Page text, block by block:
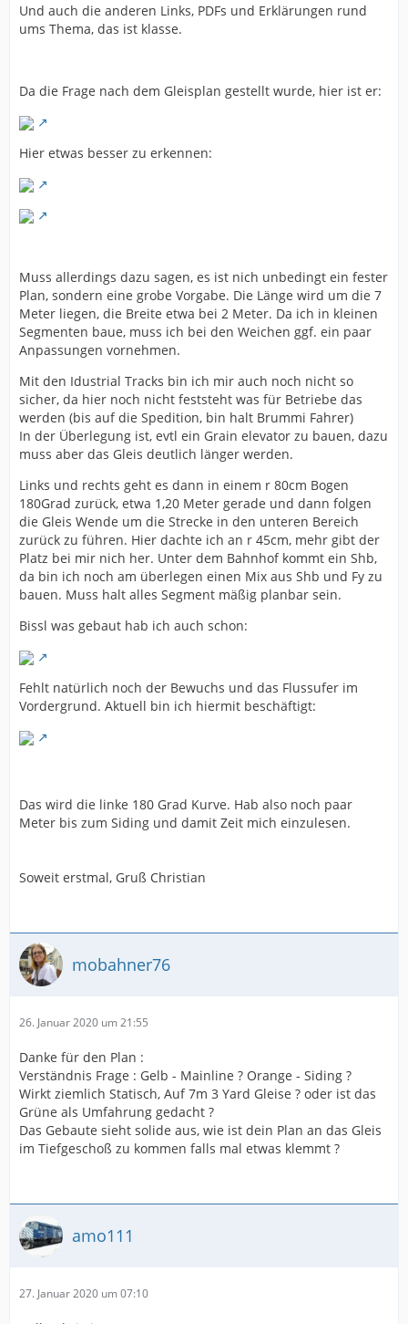
Und auch die anderen Links, PDFs und Erklärungen rund
ums Thema, das ist klasse.
Da die Frage nach dem Gleisplan gestellt wurde, hier ist er:
Hier etwas besser zu erkennen:
Muss allerdings dazu sagen, es ist nich unbedingt ein fester
Plan, sondern eine grobe Vorgabe. Die Länge wird um die 7
Meter liegen, die Breite etwa bei 2 Meter. Da ich in kleinen
Segmenten baue, muss ich bei den Weichen ggf. ein paar
Anpassungen vornehmen.
Mit den Idustrial Tracks bin ich mir auch noch nicht so
sicher, da hier noch nicht feststeht was für Betriebe das
werden (bis auf die Spedition, bin halt Brummi Fahrer)
In der Überlegung ist, evtl ein Grain elevator zu bauen, dazu
muss aber das Gleis deutlich länger werden.
Links und rechts geht es dann in einem r 80cm Bogen
180Grad zurück, etwa 1,20 Meter gerade und dann folgen
die Gleis Wende um die Strecke in den unteren Bereich
zurück zu führen. Hier dachte ich an r 45cm, mehr gibt der
Platz bei mir nich her. Unter dem Bahnhof kommt ein Shb,
da bin ich noch am überlegen einen Mix aus Shb und Fy zu
bauen. Muss halt alles Segment mäßig planbar sein.
Bissl was gebaut hab ich auch schon:
Fehlt natürlich noch der Bewuchs und das Flussufer im
Vordergrund. Aktuell bin ich hiermit beschäftigt:
Das wird die linke 180 Grad Kurve. Hab also noch paar
Meter bis zum Siding und damit Zeit mich einzulesen.
Soweit erstmal, Gruß Christian
mobahner76
26. Januar 2020 um 21:55
Danke für den Plan :
Verständnis Frage : Gelb - Mainline ? Orange - Siding ?
Wirkt ziemlich Statisch, Auf 7m 3 Yard Gleise ? oder ist das
Grüne als Umfahrung gedacht ?
Das Gebaute sieht solide aus, wie ist dein Plan an das Gleis
im Tiefgeschoß zu kommen falls mal etwas klemmt ?
amo111
27. Januar 2020 um 07:10